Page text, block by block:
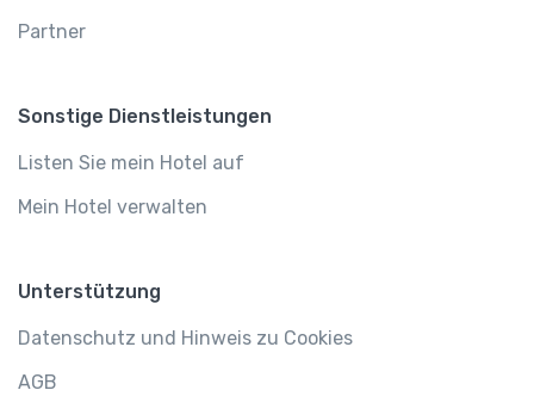
Partner
Sonstige Dienstleistungen
Listen Sie mein Hotel auf
Mein Hotel verwalten
Unterstützung
Datenschutz und Hinweis zu Cookies
AGB